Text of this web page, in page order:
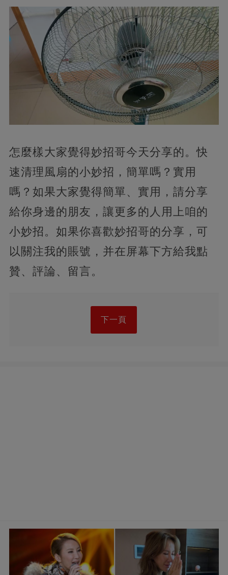
怎麼樣大家覺得妙招哥今天分享的。快
速清理風扇的小妙招，簡單嗎？實用
嗎？如果大家覺得簡單、實用，請分享
給你身邊的朋友，讓更多的人用上咱的
小妙招。如果你喜歡妙招哥的分享，可
以關注我的賬號，并在屏幕下方給我點
贊、評論、留言。
下一頁